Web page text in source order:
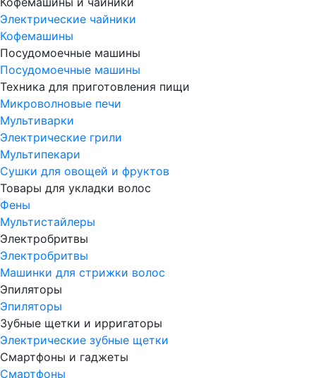
Электрические чайники
Кофемашины
Посудомоечные машины
Посудомоечные машины
Техника для приготовления пищи
Микроволновые печи
Мультиварки
Электрические грили
Мультипекари
Сушки для овощей и фруктов
Товары для укладки волос
Фены
Мультистайлеры
Электробритвы
Электробритвы
Машинки для стрижки волос
Эпиляторы
Эпиляторы
Зубные щетки и ирригаторы
Электрические зубные щетки
Смартфоны и гаджеты
Смартфоны